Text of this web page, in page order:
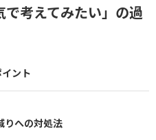
で考えてみたい」の過
ント
りへの対処法